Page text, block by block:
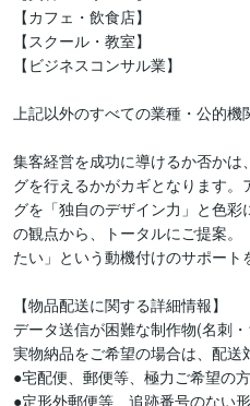
【カフェ・飲食店】
【スクール・教室】
【ビジネスコンサル業】
上記以外のすべての業種・公的機
集客経営を成功に導けるか否か
グを行えるかがカギとなります
グを「独自のデザイン力」と色彩
の観点から、トータルにご提案
たい」という動機付けのサポート
【物品配送に関する詳細情報】
データ送信が困難な制作物(名刺・
実物納品をご希望の場合は、配送
●宅配便、郵便等、極力ご希望の
●定形外郵便等、追跡番号のない